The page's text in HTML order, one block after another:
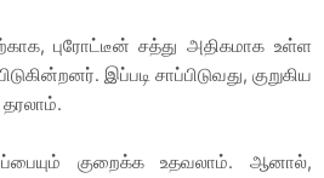
புரோட்டீன் சத்து அதிகமாக உள்ள
இப்படி சாப்பிடுவது, குறுகிய
குறைக்க உதவலாம். ஆனால்,